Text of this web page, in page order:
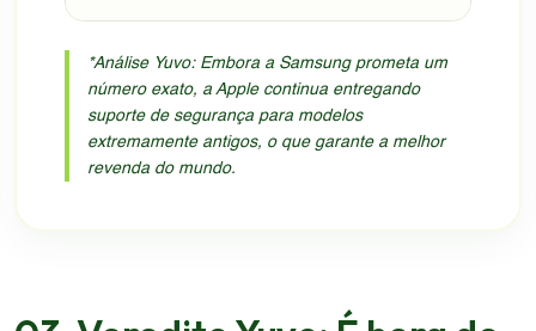
*Análise Yuvo: Embora a Samsung prometa um
número exato, a Apple continua entregando
suporte de segurança para modelos
extremamente antigos, o que garante a melhor
revenda do mundo.